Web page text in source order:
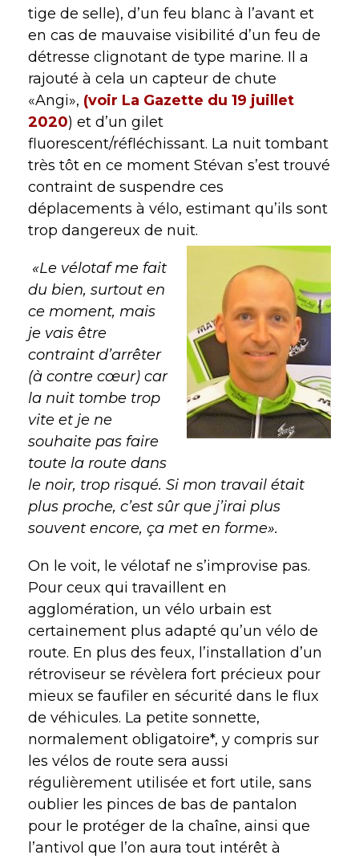
tige de selle), d’un feu blanc à l’avant et
en cas de mauvaise visibilité d’un feu de
détresse clignotant de type marine. Il a
rajouté à cela un capteur de chute
«Angi», (voir La Gazette du 19 juillet
2020) et d’un gilet
fluorescent/réfléchissant. La nuit tombant
très tôt en ce moment Stévan s’est trouvé
contraint de suspendre ces
déplacements à vélo, estimant qu’ils sont
trop dangereux de nuit.
«Le vélotaf me fait
du bien, surtout en
ce moment, mais
je vais être
contraint d’arrêter
(à contre cœur) car
la nuit tombe trop
vite et je ne
souhaite pas faire
toute la route dans
le noir, trop risqué. Si mon travail était
plus proche, c’est sûr que j’irai plus
souvent encore, ça met en forme».
On le voit, le vélotaf ne s’improvise pas.
Pour ceux qui travaillent en
agglomération, un vélo urbain est
certainement plus adapté qu’un vélo de
route. En plus des feux, l’installation d’un
rétroviseur se révèlera fort précieux pour
mieux se faufiler en sécurité dans le flux
de véhicules. La petite sonnette,
normalement obligatoire*, y compris sur
les vélos de route sera aussi
régulièrement utilisée et fort utile, sans
oublier les pinces de bas de pantalon
pour le protéger de la chaîne, ainsi que
l’antivol que l’on aura tout intérêt à